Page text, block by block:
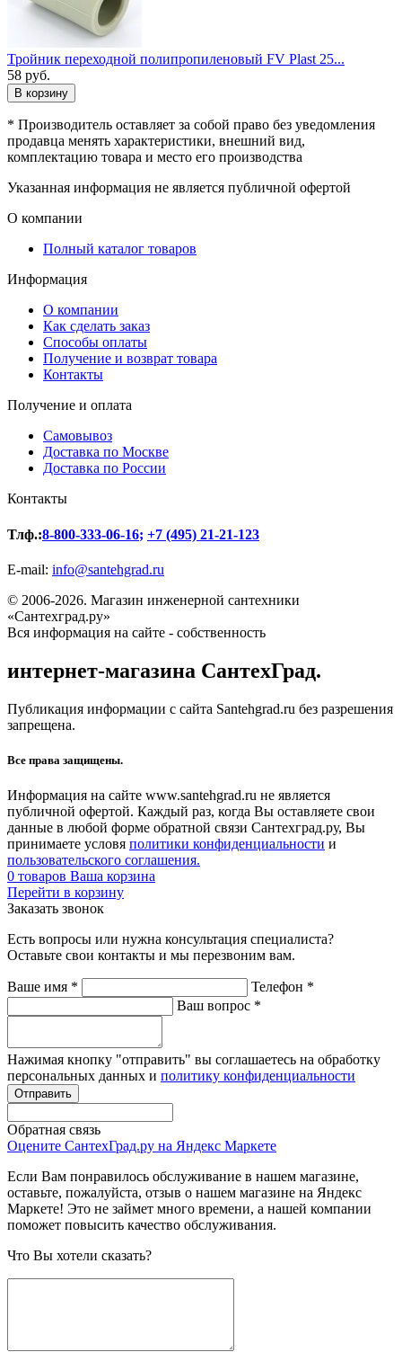
Тройник переходной полипропиленовый FV Plast 25...
58 руб.
В корзину
* Производитель оставляет за собой право без уведомления
продавца менять характеристики, внешний вид,
комплектацию товара и место его производства
Указанная информация не является публичной офертой
О компании
Полный каталог товаров
Информация
О компании
Как сделать заказ
Способы оплаты
Получение и возврат товара
Контакты
Получение и оплата
Самовывоз
Доставка по Москве
Доставка по России
Контакты
Тлф.:8-800-333-06-16; +7 (495) 21-21-123
E-mail: info@santehgrad.ru
© 2006-2026. Магазин инженерной сантехники
«Сантехград.ру»
Вся информация на сайте - собственность
интернет-магазина СантехГрад.
Публикация информации с сайта Santehgrad.ru без разрешения
запрещена.
Все права защищены.
Информация на сайте www.santehgrad.ru не является
публичной офертой. Каждый раз, когда Вы оставляете свои
данные в любой форме обратной связи Сантехград.ру, Вы
принимаете условя политики конфиденциальности и
пользовательского соглашения.
0 товаров Ваша корзина
Перейти в корзину
Заказать звонок
Есть вопросы или нужна консультация специалиста?
Оставьте свои контакты и мы перезвоним вам.
Ваше имя * Телефон *
Ваш вопрос *
Нажимая кнопку "отправить" вы соглашаетесь на обработку
персональных данных и политику конфиденциальности
Обратная связь
Оцените СантехГрад.ру на Яндекс Маркете
Если Вам понравилось обслуживание в нашем магазине,
оставьте, пожалуйста, отзыв о нашем магазине на Яндекс
Маркете! Это не займет много времени, а нашей компании
поможет повысить качество обслуживания.
Что Вы хотели сказать?